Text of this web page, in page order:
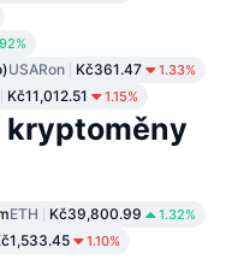
USARon Kč361.47 1.33%
Kč11,012.51 1.15%
kryptoměny
ETH Kč39,800.99 1.32%
1.10%